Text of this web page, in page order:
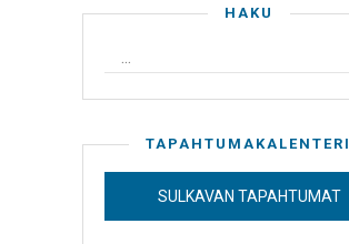
HAKU
TAPAHTUMAKALENTERI
SULKAVAN TAPAHTUMAT